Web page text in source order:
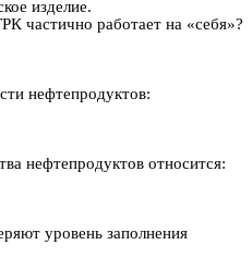
изделие.
частично работает на «себя»?
нефтепродуктов:
нефтепродуктов относится:
уровень заполнения